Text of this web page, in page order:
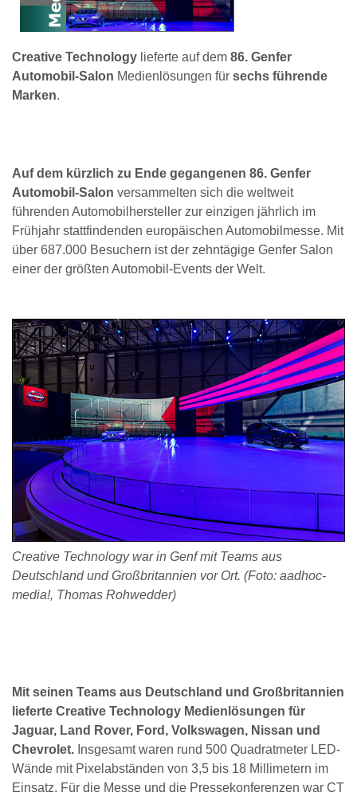
Creative Technology lieferte auf dem 86. Genfer
Automobil-Salon Medienlösungen für sechs führende
Marken.
Auf dem kürzlich zu Ende gegangenen 86. Genfer
Automobil-Salon versammelten sich die weltweit
führenden Automobilhersteller zur einzigen jährlich im
Frühjahr stattfindenden europäischen Automobilmesse. Mit
über 687.000 Besuchern ist der zehntägige Genfer Salon
einer der größten Automobil-Events der Welt.
Creative Technology war in Genf mit Teams aus
Deutschland und Großbritannien vor Ort. (Foto: aadhoc-
media!, Thomas Rohwedder)
Mit seinen Teams aus Deutschland und Großbritannien
lieferte Creative Technology Medienlösungen für
Jaguar, Land Rover, Ford, Volkswagen, Nissan und
Chevrolet. Insgesamt waren rund 500 Quadratmeter LED-
Wände mit Pixelabständen von 3,5 bis 18 Millimetern im
Einsatz. Für die Messe und die Pressekonferenzen war CT